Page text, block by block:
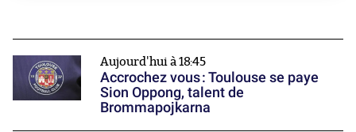
Aujourd'hui à 18:45
Accrochez vous : Toulouse se paye
Sion Oppong, talent de
Brommapojkarna